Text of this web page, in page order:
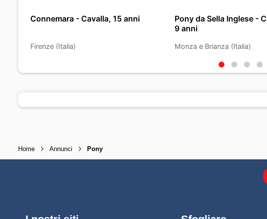
Connemara - Cavalla, 15 anni
Firenze (Italia)
Pony da Sella Inglese -
9 anni
Monza e Brianza (Italia)
Home Annunci Pony